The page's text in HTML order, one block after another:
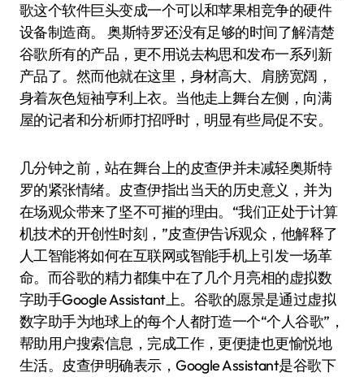
歌这个软件巨头变成一个可以和苹果相竞争的硬件
设备制造商。 奥斯特罗还没有足够的时间了解清楚
谷歌所有的产品，更不用说去构思和发布一系列新
产品了。然而他就在这里，身材高大、肩膀宽阔，
身着灰色短袖亨利上衣。当他走上舞台左侧，向满
屋的记者和分析师打招呼时，明显有些局促不安。
几分钟之前，站在舞台上的皮查伊并未减轻奥斯特
罗的紧张情绪。皮查伊指出当天的历史意义，并为
在场观众带来了坚不可摧的理由。“我们正处于计算
机技术的开创性时刻，”皮查伊告诉观众，他解释了
人工智能将如何在互联网或智能手机上引发一场革
命。而谷歌的精力都集中在了几个月亮相的虚拟数
字助手Google Assistant上。谷歌的愿景是通过虚拟
数字助手为地球上的每个人都打造一个“个人谷歌”，
帮助用户搜索信息，完成工作，更便捷也更愉悦地
生活。皮查伊明确表示，Google Assistant是谷歌下